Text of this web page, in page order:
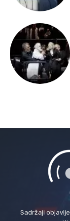
Sadržaji